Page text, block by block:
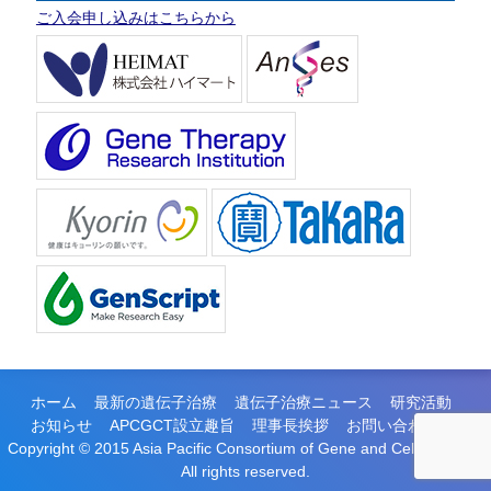
ご入会申し込みはこちらから
ホーム 最新の遺伝子治療 遺伝子治療ニュース
研究活動
お知らせ
APCGCT設立趣旨 理事長挨拶
お問い合わせ
Copyright © 2015 Asia Pacific Consortium of Gene and Cell Therapy.
All rights reserved.